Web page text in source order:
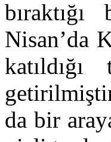
Nisan’da
da bir